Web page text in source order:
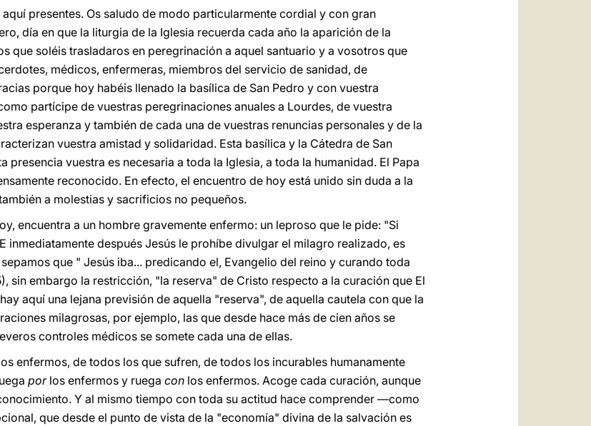
presentes. Os saludo de modo particularmente cordial y con gran
día en que la liturgia de la Iglesia recuerda cada año la aparición de la
que soléis trasladaros en peregrinación a aquel santuario y a vosotros que
médicos, enfermeras, miembros del servicio de sanidad, de
porque hoy habéis llenado la basílica de San Pedro y con vuestra
partícipe de vuestras peregrinaciones anuales a Lourdes, de vuestra
esperanza y también de cada una de vuestras renuncias personales y de la
vuestra amistad y solidaridad. Esta basílica y la Cátedra de San
presencia vuestra es necesaria a toda la Iglesia, a toda la humanidad. El Papa
reconocido. En efecto, el encuentro de hoy está unido sin duda a la
a molestias y sacrificios no pequeños.
encuentra a un hombre gravemente enfermo: un leproso que le pide: "Si
inmediatamente después Jesús le prohíbe divulgar el milagro realizado, es
que " Jesús iba... predicando el, Evangelio del reino y curando toda
sin embargo la restricción, "la reserva" de Cristo respecto a la curación que El
aquí una lejana previsión de aquella "reserva", de aquella cautela con que la
milagrosas, por ejemplo, las que desde hace más de cien años se
controles médicos se somete cada una de ellas.
enfermos, de todos los que sufren, de todos los incurables humanamente
porlos enfermos y ruega con los enfermos. Acoge cada curación, aunque
Y al mismo tiempo con toda su actitud hace comprender —como
que desde el punto de vista de la "economía" divina de la salvación es